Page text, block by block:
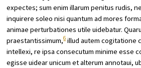
expectes; sum enim illarum penitus rudis,
inquirere soleo nisi quantum ad mores
animae perturbationes utile uidebatur.
praestantissimum,6illud autem cogitatione
intellexi, re ipsa consecutum minime esse
egisse uidear unicum et alterum annotaui,